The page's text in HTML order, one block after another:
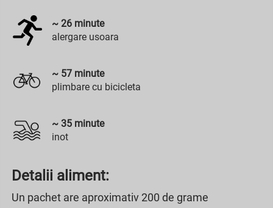
~ 26 minute
alergare usoara
~ 57 minute
plimbare cu bicicleta
~ 35 minute
inot
Detalii aliment:
Un pachet are aproximativ 200 de grame